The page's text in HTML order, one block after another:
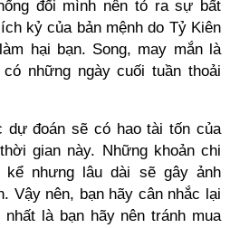
đối mình nên tỏ ra sự bất
kỷ của bản mệnh do Tỷ Kiên
hại bạn. Song, may mắn là
những ngày cuối tuần thoải
dự đoán sẽ có hao tài tốn của
gian này. Những khoản chi
nhưng lâu dài sẽ gây ảnh
Vậy nên, bạn hãy cân nhắc lại
là bạn hãy nên tránh mua